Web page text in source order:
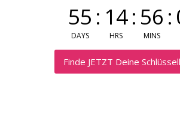
55
DAYS
: 14
HRS
: 56
MINS
:
Finde JETZT Deine